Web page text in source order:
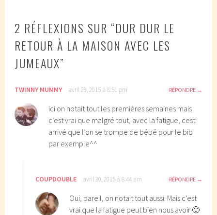
2 RÉFLEXIONS SUR “DUR DUR LE
RETOUR À LA MAISON AVEC LES
JUMEAUX”
TWINNY MUMMY avril 29, 2015 à 8:51 pm RÉPONDRE
ici on notait tout les premières semaines mais
c’est vrai que malgré tout, avec la fatigue, cest
arrivé que l’on se trompe de bébé pour le bib
par exemple^^
COUPDOUBLE avril 30, 2015 à 8:44 am RÉPONDRE
Oui, pareil, on notait tout aussi. Mais c’est
vrai que la fatigue peut bien nous avoir 🙂